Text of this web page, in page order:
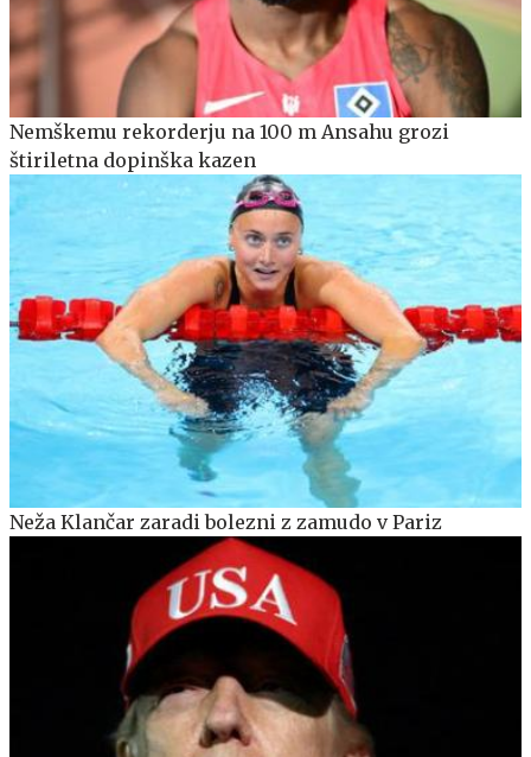
Nemškemu rekorderju na 100 m Ansahu grozi
štiriletna dopinška kazen
Neža Klančar zaradi bolezni z zamudo v Pariz